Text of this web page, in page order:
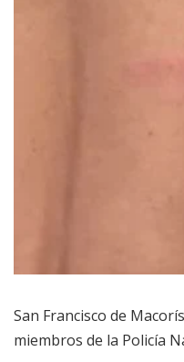
San Francisco de
miembros de la Policía